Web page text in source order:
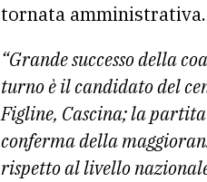
tornata amministrativa.
“Grande successo della
turno è il candidato del
Figline, Cascina; la
conferma della
rispetto al livello